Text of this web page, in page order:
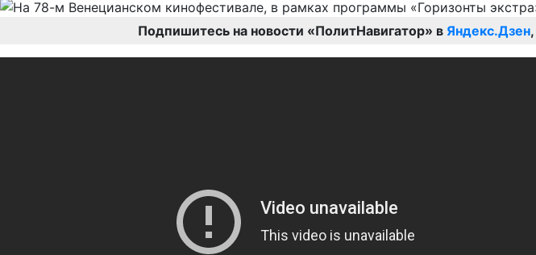
Подпишитесь на новости «ПолитНавигатор» в Яндекс.Дзен,